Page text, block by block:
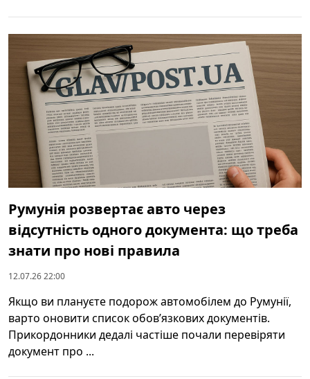
Румунія розвертає авто через
відсутність одного документа: що треба
знати про нові правила
12.07.26 22:00
Якщо ви плануєте подорож автомобілем до Румунії,
варто оновити список обовʼязкових документів.
Прикордонники дедалі частіше почали перевіряти
документ про ...